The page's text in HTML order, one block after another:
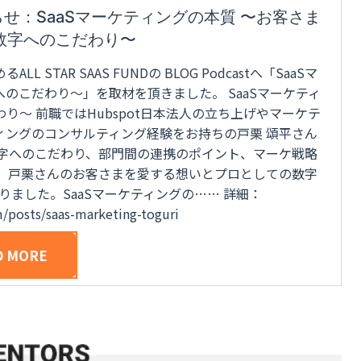
：SaaSマーケティングの本質 〜お客さま
字へのこだわり〜
ALL STAR SAAS FUNDの BLOG Podcastへ「SaaSマ
こだわり〜」を取材を頂きました。 SaaSマーケティ
〜 前職ではHubspot日本法人の立ち上げやマーケテ
グのコンサルティング経験をお持ちの戸栗 頌平さん
のこだわり、部門間の連携のポイント、マーケ戦略
栗さんのお客さまを愛する想いとプロとしての数字
ました。SaaSマーケティングの…… 詳細：
posts/saas-marketing-toguri
MORE